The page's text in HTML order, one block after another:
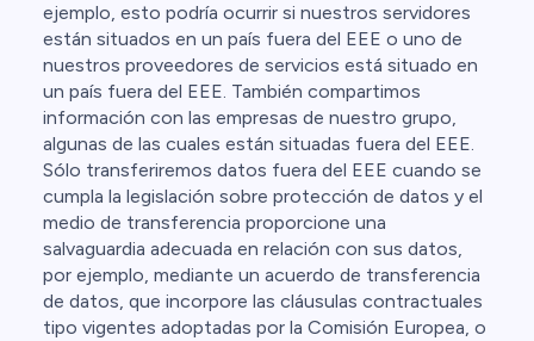
ejemplo, esto podría ocurrir si nuestros servidores
están situados en un país fuera del EEE o uno de
nuestros proveedores de servicios está situado en
un país fuera del EEE. También compartimos
información con las empresas de nuestro grupo,
algunas de las cuales están situadas fuera del EEE.
Sólo transferiremos datos fuera del EEE cuando se
cumpla la legislación sobre protección de datos y el
medio de transferencia proporcione una
salvaguardia adecuada en relación con sus datos,
por ejemplo, mediante un acuerdo de transferencia
de datos, que incorpore las cláusulas contractuales
tipo vigentes adoptadas por la Comisión Europea, o